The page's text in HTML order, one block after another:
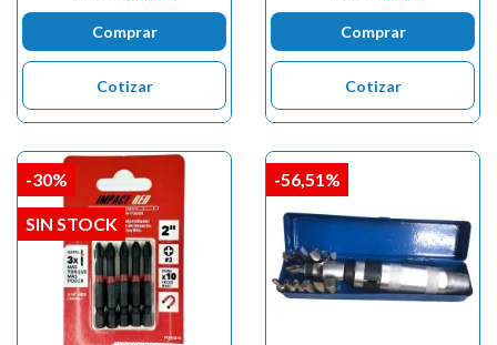
Comprar
Cotizar
Comprar
Cotizar
-30%
SIN STOCK
-56,51%